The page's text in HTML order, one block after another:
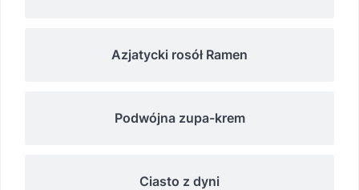
Azjatycki rosół Ramen
Podwójna zupa-krem
Ciasto z dyni